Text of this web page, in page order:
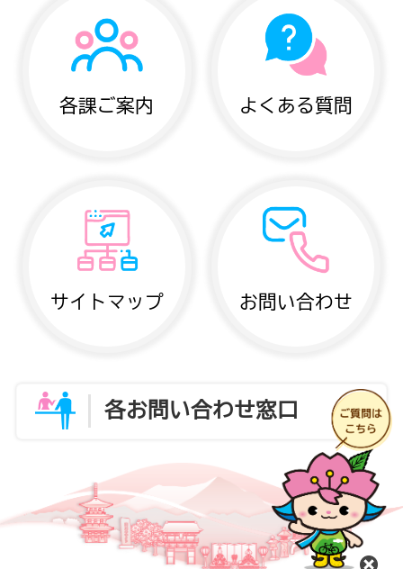
各課ご案内 よくある質問
サイトマップ お問い合わせ
各お問い合わせ窓口